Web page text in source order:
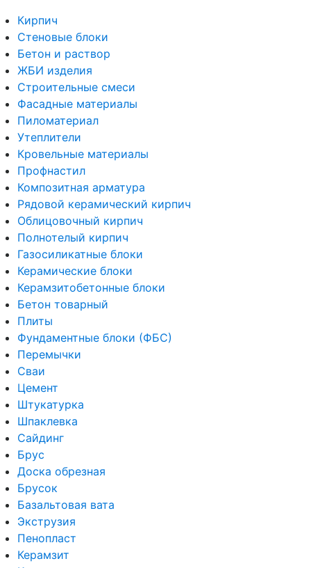
Кирпич
Стеновые блоки
Бетон и раствор
ЖБИ изделия
Строительные смеси
Фасадные материалы
Пиломатериал
Утеплители
Кровельные материалы
Профнастил
Композитная арматура
Рядовой керамический кирпич
Облицовочный кирпич
Полнотелый кирпич
Газосиликатные блоки
Керамические блоки
Керамзитобетонные блоки
Бетон товарный
Плиты
Фундаментные блоки (ФБС)
Перемычки
Сваи
Цемент
Штукатурка
Шпаклевка
Сайдинг
Брус
Доска обрезная
Брусок
Базальтовая вата
Экструзия
Пенопласт
Керамзит